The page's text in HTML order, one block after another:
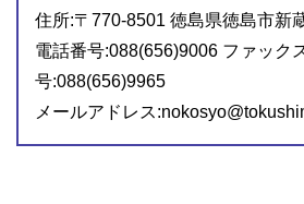
住所:〒770-8501 徳島県徳島市新
電話番号:088(656)9006 ファック
号:088(656)9965
メールアドレス